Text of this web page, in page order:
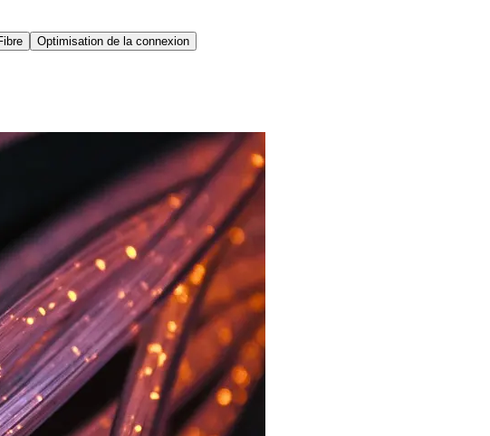
Optimisation de la connexion